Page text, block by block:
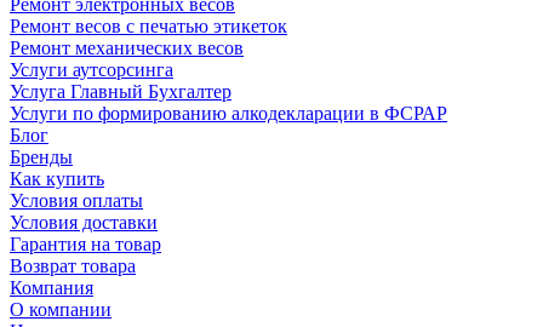
Ремонт электронных весов
Ремонт весов с печатью этикеток
Ремонт механических весов
Услуги аутсорсинга
Услуга Главный Бухгалтер
Услуги по формированию алкодекларации в ФСРАР
Блог
Бренды
Как купить
Условия оплаты
Условия доставки
Гарантия на товар
Возврат товара
Компания
О компании